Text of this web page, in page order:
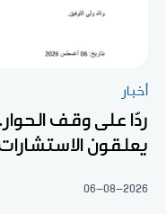
أخبار
ردّا على وقف
يعلقون
06-08-2026